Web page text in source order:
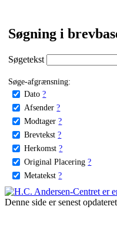
Søgning i
Søgetekst
Søge-afgrænsning:
Dato ?
Afsender ?
Modtager ?
Brevtekst ?
Herkomst ?
Original Placering ?
Metatekst ?
Denne side er senest